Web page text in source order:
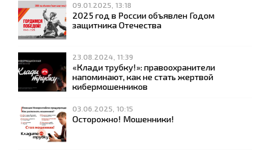
09.01.2025, 13:18
2025 год в России объявлен Годом
защитника Отечества
23.08.2024, 11:39
«Клади трубку!»: правоохранители
напоминают, как не стать жертвой
кибермошенников
03.06.2025, 10:15
Осторожно! Мошенники!